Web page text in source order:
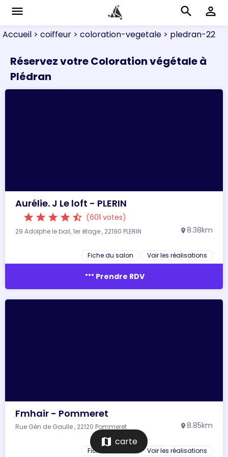
menu search perm_identity
Accueil > coiffeur > coloration-vegetale > pledran-22
Réservez votre Coloration végétale à
Plédran
Aurélie. J Le loft - PLERIN
star star star star star_half (601 votes)
29 Adolphe le bail, 1er étage , 22190 PLERIN location_on 8.38km
Fiche du salon Voir les réalisations
more_horiz Prendre RDV
Fmhair - Pommeret
Rue Gén de Gaulle , 22120 Pommeret location_on 8.85km
Fiche du salon Voir les réalisations
map carte